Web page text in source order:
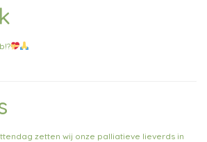
zetten wij onze palliatieve lieverds in